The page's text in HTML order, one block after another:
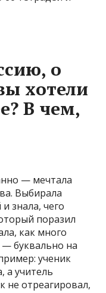
о
хотели
В чем,
— мечтала
Выбирала
знала, чего
поразил
как много
— буквально на
ученик
а учитель
не отреагировал,